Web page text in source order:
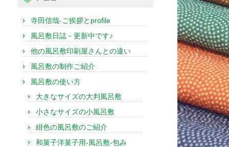
寺田信哉-ご挨拶とprofile
風呂敷日誌－更新中です♪
他の風呂敷印刷屋さんとの違い
風呂敷の制作ご紹介
風呂敷の使い方
大きなサイズの大判風呂敷
小さなサイズの小風呂敷
紺色の風呂敷のご紹介
和菓子洋菓子用-風呂敷-包み